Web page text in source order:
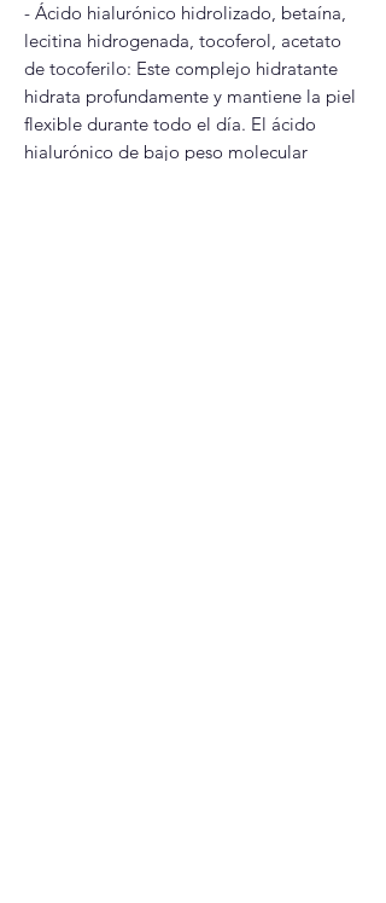
- Ácido hialurónico hidrolizado, betaína,
lecitina hidrogenada, tocoferol, acetato
de tocoferilo: Este complejo hidratante
hidrata profundamente y mantiene la piel
flexible durante todo el día. El ácido
hialurónico de bajo peso molecular